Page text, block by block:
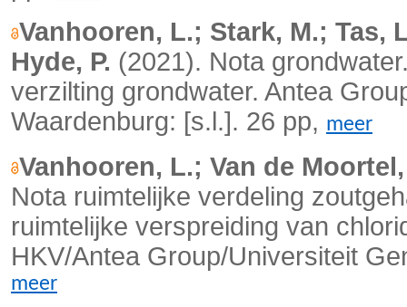
Vanhooren, L.; Stark, M.; Tas,
Hyde, P. (2021). Nota
verzilting grondwater. Antea
Waardenburg: [s.l.]. 26 pp, meer
Vanhooren, L.; Van de
Nota ruimtelijke verdeling
ruimtelijke verspreiding van
HKV/Antea Group/Universiteit
meer